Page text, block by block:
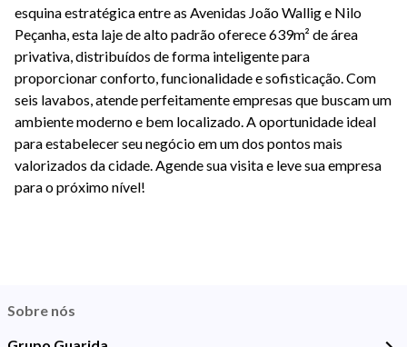
esquina estratégica entre as Avenidas João Wallig e Nilo
Peçanha, esta laje de alto padrão oferece 639m² de área
privativa, distribuídos de forma inteligente para
proporcionar conforto, funcionalidade e sofisticação. Com
seis lavabos, atende perfeitamente empresas que buscam um
ambiente moderno e bem localizado. A oportunidade ideal
para estabelecer seu negócio em um dos pontos mais
valorizados da cidade. Agende sua visita e leve sua empresa
para o próximo nível!
Sobre nós